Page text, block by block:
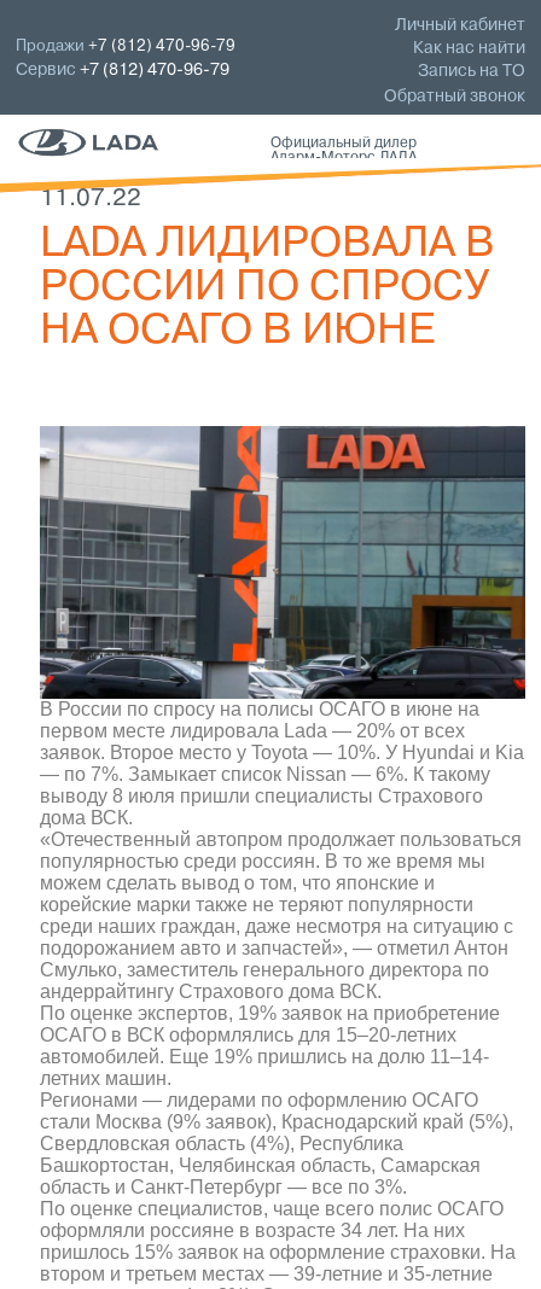
Личный кабинет
Как нас найти
Запись на ТО
Обратный звонок
Продажи+7 (812) 470-96-79
Сервис+7 (812) 470-96-79
Официальный дилер
Аларм-Моторс ЛАДА
11.07.22
LADA ЛИДИРОВАЛА В
РОССИИ ПО СПРОСУ
НА ОСАГО В ИЮНЕ
В России по спросу на полисы ОСАГО в июне на
первом месте лидировала Lada — 20% от всех
заявок. Второе место у Toyota — 10%. У Hyundai и Kia
— по 7%. Замыкает список Nissan — 6%. К такому
выводу 8 июля пришли специалисты Страхового
дома ВСК.
«Отечественный автопром продолжает пользоваться
популярностью среди россиян. В то же время мы
можем сделать вывод о том, что японские и
корейские марки также не теряют популярности
среди наших граждан, даже несмотря на ситуацию с
подорожанием авто и запчастей», — отметил Антон
Смулько, заместитель генерального директора по
андеррайтингу Страхового дома ВСК.
По оценке экспертов, 19% заявок на приобретение
ОСАГО в ВСК оформлялись для 15–20-летних
автомобилей. Еще 19% пришлись на долю 11–14-
летних машин.
Регионами — лидерами по оформлению ОСАГО
стали Москва (9% заявок), Краснодарский край (5%),
Свердловская область (4%), Республика
Башкортостан, Челябинская область, Самарская
область и Санкт-Петербург — все по 3%.
По оценке специалистов, чаще всего полис ОСАГО
оформляли россияне в возрасте 34 лет. На них
пришлось 15% заявок на оформление страховки. На
втором и третьем местах — 39-летние и 35-летние